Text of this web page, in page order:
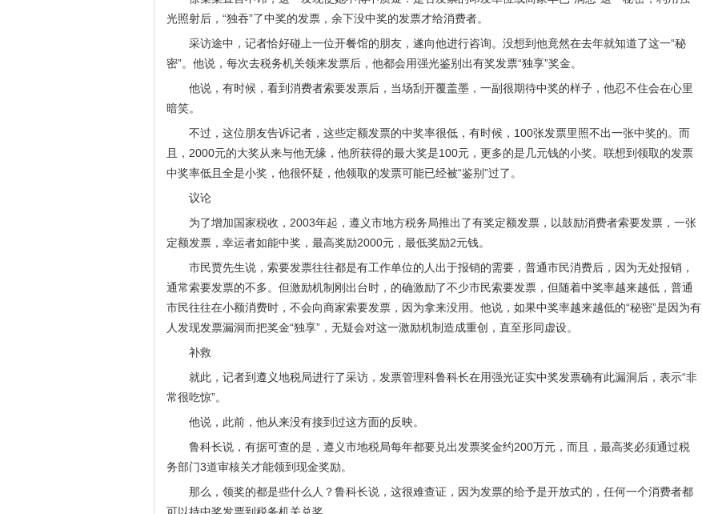
光照射后，“独吞”了中奖的发票，余下没中奖的发票才给消费者。
采访途中，记者恰好碰上一位开餐馆的朋友，遂向他进行咨询。没想到他竟然在去年就知道了这一“秘
密”。他说，每次去税务机关领来发票后，他都会用强光鉴别出有奖发票“独享”奖金。
他说，有时候，看到消费者索要发票后，当场刮开覆盖墨，一副很期待中奖的样子，他忍不住会在心里
暗笑。
不过，这位朋友告诉记者，这些定额发票的中奖率很低，有时候，100张发票里照不出一张中奖的。而
且，2000元的大奖从来与他无缘，他所获得的最大奖是100元，更多的是几元钱的小奖。联想到领取的发票
中奖率低且全是小奖，他很怀疑，他领取的发票可能已经被“鉴别”过了。
议论
为了增加国家税收，2003年起，遵义市地方税务局推出了有奖定额发票，以鼓励消费者索要发票，一张
定额发票，幸运者如能中奖，最高奖励2000元，最低奖励2元钱。
市民贾先生说，索要发票往往都是有工作单位的人出于报销的需要，普通市民消费后，因为无处报销，
通常索要发票的不多。但激励机制刚出台时，的确激励了不少市民索要发票，但随着中奖率越来越低，普通
市民往往在小额消费时，不会向商家索要发票，因为拿来没用。他说，如果中奖率越来越低的“秘密”是因为有
人发现发票漏洞而把奖金“独享”，无疑会对这一激励机制造成重创，直至形同虚设。
补救
就此，记者到遵义地税局进行了采访，发票管理科鲁科长在用强光证实中奖发票确有此漏洞后，表示“非
常很吃惊”。
他说，此前，他从来没有接到过这方面的反映。
鲁科长说，有据可查的是，遵义市地税局每年都要兑出发票奖金约200万元，而且，最高奖必须通过税
务部门3道审核关才能领到现金奖励。
那么，领奖的都是些什么人？鲁科长说，这很难查证，因为发票的给予是开放式的，任何一个消费者都